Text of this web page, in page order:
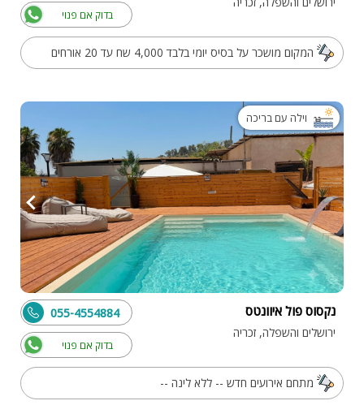
בדוק אם פנוי
המקום מושכר על בסיס יומי בלבד 4,000 שח עד 20 אורחים
וילה עם בריכה
נקסוס פול איוונטס
ירושלים והשפלה, זכריה
בדוק אם פנוי
055-4554884
מתחם אירועים חדש -- ללא לינה --